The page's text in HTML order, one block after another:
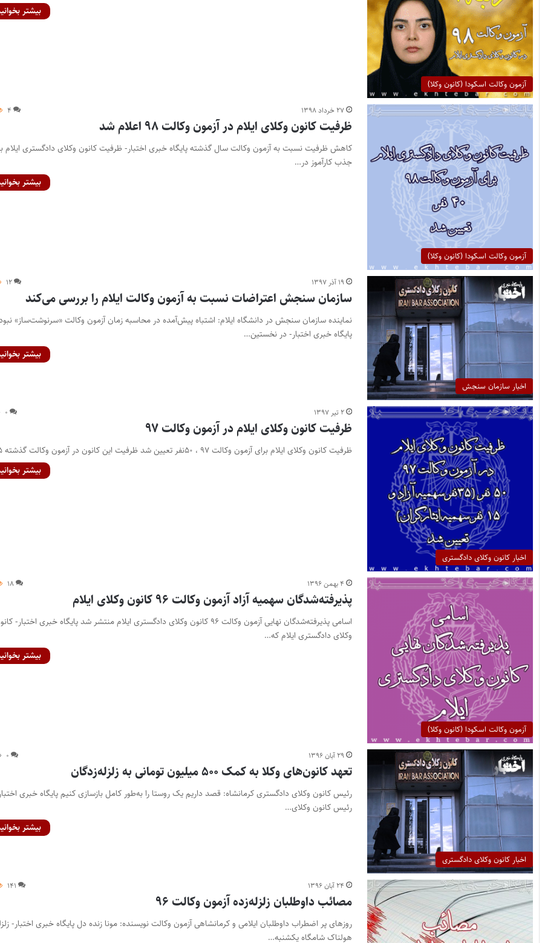
آزمون وکالت اسکودا (کانون وکلا)
بیشتر
آزمون وکالت اسکودا (کانون وکلا)
۲۷ خرداد ۱۳۹۸ ۴
ظرفیت کانون وکلای ایلام در آزمون وکالت ۹۸ اعلام شد
کاهش ظرفیت نسبت به آزمون وکالت سال گذشته پایگاه خبری اختبار- ظرفیت کانون وکلای دادگستری ایلام
جذب کارآموز در…
بیشتر
اخبار سازمان سنجش
۱۹ آذر ۱۳۹۷ ۱۲
سازمان سنجش اعتراضات نسبت به آزمون وکالت ایلام را بررسی می‌کند
نماینده سازمان سنجش در دانشگاه ایلام: اشتباه پیش‌آمده در محاسبه زمان آزمون وکالت «سرنوشت‌ساز»
پایگاه خبری اختبار- در نخستین…
بیشتر
اخبار کانون وکلای دادگستری
۲ تیر ۱۳۹۷ ۰
ظرفیت کانون وکلای ایلام در آزمون وکالت ۹۷
ظرفیت کانون وکلای ایلام برای آزمون وکالت ۹۷ ، ۵۰نفر تعیین شد ظرفیت این کانون در آزمون وکالت گذشته ۲۵…
بیشتر
آزمون وکالت اسکودا (کانون وکلا)
۴ بهمن ۱۳۹۶ ۱۸
پذیرفته‌شدگان سهمیه آزاد آزمون وکالت ۹۶ کانون وکلای ایلام
اسامی پذیرفته‌شدگان نهایی آزمون وکالت ۹۶ کانون وکلای دادگستری ایلام منتشر شد پایگاه خبری اختبار-
وکلای دادگستری ایلام که…
بیشتر
اخبار کانون وکلای دادگستری
۲۹ آبان ۱۳۹۶ ۰
تعهد کانون‌های وکلا به کمک ۵۰۰ میلیون تومانی به زلزله‌زدگان
رئیس کانون وکلای دادگستری کرمانشاه: قصد داریم یک روستا را به‌طور کامل بازسازی کنیم پایگاه خبری
رئیس کانون وکلای…
بیشتر
۲۴ آبان ۱۳۹۶ ۱۴۱
مصائب داوطلبان زلزله‌زده آزمون وکالت ۹۶
روزهای پر اضطراب داوطلبان ایلامی و کرمانشاهی آزمون وکالت نویسنده: مونا زنده دل پایگاه خبری اختبار-
هولناک شامگاه یکشنبه…